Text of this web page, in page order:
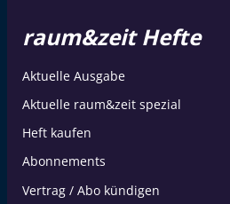
raum&zeit Hefte
Aktuelle Ausgabe
Aktuelle raum&zeit spezial
Heft kaufen
Abonnements
Vertrag / Abo kündigen